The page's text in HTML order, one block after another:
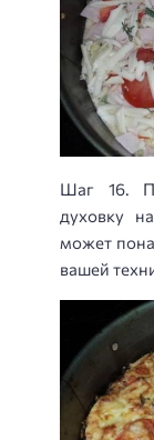
Шаг 16.
духовку
может
вашей